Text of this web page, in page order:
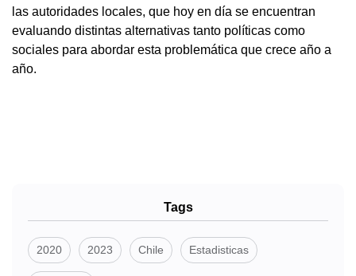
las autoridades locales, que hoy en día se encuentran
evaluando distintas alternativas tanto políticas como
sociales para abordar esta problemática que crece año a
año.
Tags
2020 2023 Chile Estadisticas